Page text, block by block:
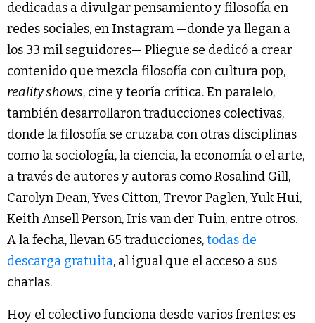
dedicadas a divulgar pensamiento y filosofía en
redes sociales, en Instagram —donde ya llegan a
los 33 mil seguidores— Pliegue se dedicó a crear
contenido que mezcla filosofía con cultura pop,
reality shows, cine y teoría crítica. En paralelo,
también desarrollaron traducciones colectivas,
donde la filosofía se cruzaba con otras disciplinas
como la sociología, la ciencia, la economía o el arte,
a través de autores y autoras como Rosalind Gill,
Carolyn Dean, Yves Citton, Trevor Paglen, Yuk Hui,
Keith Ansell Person, Iris van der Tuin, entre otros.
A la fecha, llevan 65 traducciones,todas de
descarga gratuita, al igual que el acceso a sus
charlas.
Hoy el colectivo funciona desde varios frentes: es